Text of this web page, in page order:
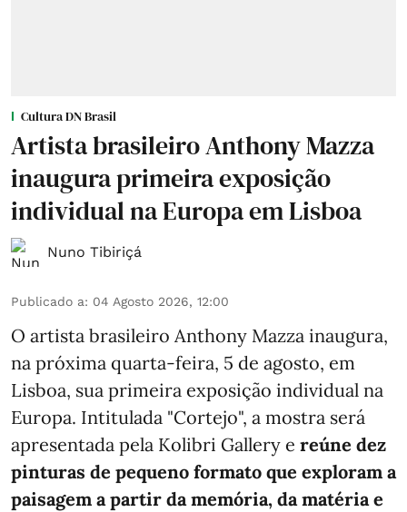
Cultura DN Brasil
Artista brasileiro Anthony Mazza
inaugura primeira exposição
individual na Europa em Lisboa
Nuno Tibiriçá
Publicado a: 04 Agosto 2026, 12:00
O artista brasileiro Anthony Mazza inaugura,
na próxima quarta-feira, 5 de agosto, em
Lisboa, sua primeira exposição individual na
Europa. Intitulada "Cortejo", a mostra será
apresentada pela Kolibri Gallery e reúne dez
pinturas de pequeno formato que exploram a
paisagem a partir da memória, da matéria e